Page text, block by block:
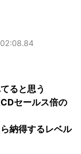
ると思う
セールス倍の
納得するレベル